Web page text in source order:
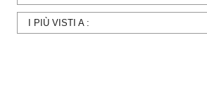
I PIÙ VISTI A :